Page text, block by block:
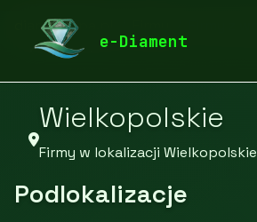
e-Diament
diamentspa.pl
Wielkopolskie
Firmy w lokalizacji Wielkopolskie
Podlokalizacje